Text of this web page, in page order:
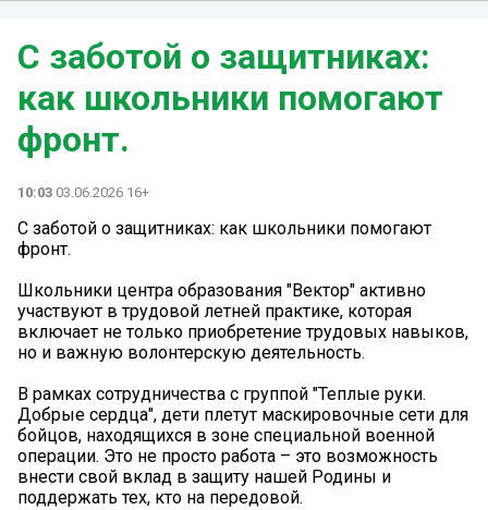
С заботой о защитниках:
как школьники помогают
фронт.
10:03 03.06.2026 16+
С заботой о защитниках: как школьники помогают
фронт.
Школьники центра образования "Вектор" активно
участвуют в трудовой летней практике, которая
включает не только приобретение трудовых навыков,
но и важную волонтерскую деятельность.
В рамках сотрудничества с группой "Теплые руки.
Добрые сердца", дети плетут маскировочные сети для
бойцов, находящихся в зоне специальной военной
операции. Это не просто работа – это возможность
внести свой вклад в защиту нашей Родины и
поддержать тех, кто на передовой.